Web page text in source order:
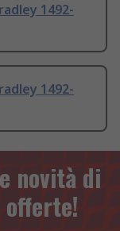
1492-
1492-
novità di